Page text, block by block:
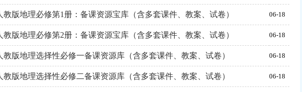
教版地理必修第1册：备课资源宝库（含多套课件、教案、试卷） 06-18
教版地理必修第2册：备课资源宝库（含多套课件、教案、试卷） 06-18
教版地理选择性必修一备课资源库（含多套课件、教案、试卷） 06-18
教版地理选择性必修二备课资源库（含多套课件、教案、试卷） 06-18